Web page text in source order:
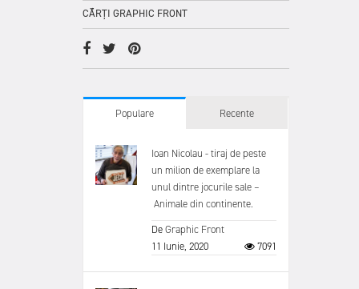
CĂRȚI GRAPHIC FRONT
Populare Recente
Ioan Nicolau - tiraj de peste
un milion de exemplare la
unul dintre jocurile sale –
Animale din continente.
DeGraphic Front
11 Iunie, 2020
7091